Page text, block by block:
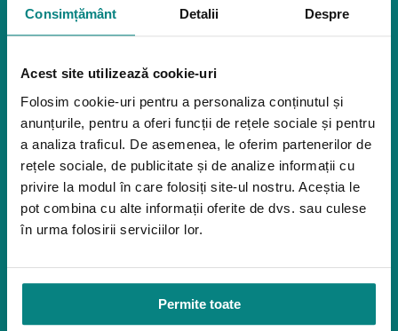
Consimțământ Detalii Despre
Acest site utilizează cookie-uri
Folosim cookie-uri pentru a personaliza conținutul și
anunțurile, pentru a oferi funcții de rețele sociale și pentru
a analiza traficul. De asemenea, le oferim partenerilor de
rețele sociale, de publicitate și de analize informații cu
privire la modul în care folosiți site-ul nostru. Aceștia le
pot combina cu alte informații oferite de dvs. sau culese
în urma folosirii serviciilor lor.
Permite toate
Mediu de accesibilitate
Rampe pentru scaune cu rotile
Închiriere platforme șenilate
Închiriere rampe acces
Produse pentru adulţi
Apnee în somn
Orteze
Oxigenoterapia
Service